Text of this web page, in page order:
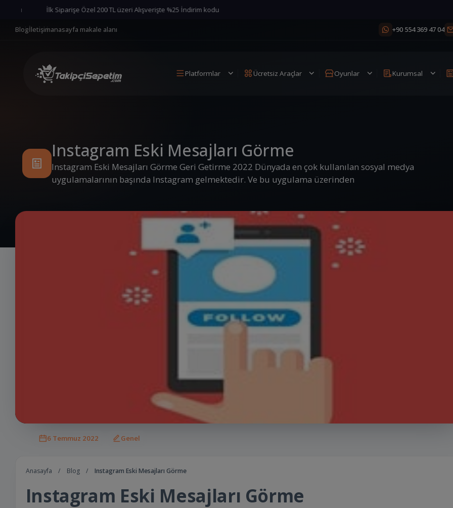
İlk Siparişe Özel 200 TL üzeri Alışverişte %25 İndirim kodu
Blogİletişimanasayfa makale alanı +90 554 369 47 04
Platformlar Ücretsiz Araçlar Oyunlar Kurumsal
Instagram Eski Mesajları Görme
Instagram Eski Mesajları Görme Geri Getirme 2022 Dünyada en çok kullanılan sosyal medya
uygulamalarının başında Instagram gelmektedir. Ve bu uygulama üzerinden
6 Temmuz 2022 Genel
Anasayfa / Blog / Instagram Eski Mesajları Görme
Instagram Eski Mesajları Görme